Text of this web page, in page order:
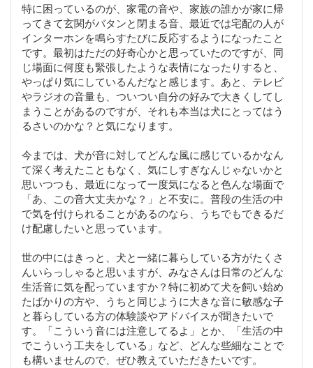
特に困っているのが、家電の音や、家族の誰かが家に帰
ってきて玄関がバタンと閉まる音、最近では宅配の人が
インターホンを鳴らすたびに反応するようになったこと
です。最初はただの好奇心かと思っていたのですが、同
じ場面に何度も緊張したような表情になったりすると、
やっぱり気にしているんだなと感じます。あと、テレビ
やラジオの音量も、ついつい自分の好みで大きくしてし
まうことがあるのですが、それも本当は犬にとってはう
るさいのかな？と気になります。
今までは、犬が音に対してどんな風に感じているかなん
て深く考えたこともなく、気にしすぎなんじゃないかと
思いつつも、最近になって一度気になると色んな場面で
「あ、この音大丈夫かな？」と不安に。普段の生活の中
で気を付けられることがあるのなら、うちでもできるだ
け配慮したいと思っています。
世の中にはきっと、犬と一緒に暮らしている方がたくさ
んいらっしゃると思いますが、みなさんは日常のどんな
生活音に気を配っていますか？特に初めて犬を飼い始め
たばかりの方や、うちと同じように大きな音に敏感な子
と暮らしている方の体験談やアドバイスが聞きたいで
す。「こういう音には注意してるよ」とか、「生活の中
でこういう工夫をしている」など、どんな些細なことで
も構いませんので、ぜひ教えていただきたいです。